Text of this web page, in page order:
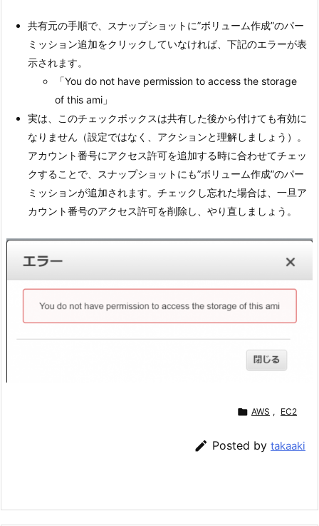
共有元の手順で、スナップショットに”ボリューム作成”のパー
ミッション追加をクリックしていなければ、下記のエラーが表
示されます。
「You do not have permission to access the storage
of this ami」
実は、このチェックボックスは共有した後から付けても有効に
なりません（設定ではなく、アクションと理解しましょう）。
アカウント番号にアクセス許可を追加する時に合わせてチェッ
クすることで、スナップショットにも”ボリューム作成”のパー
ミッションが追加されます。チェックし忘れた場合は、一旦ア
カウント番号のアクセス許可を削除し、やり直しましょう。
 AWS , EC2
 Posted by takaaki